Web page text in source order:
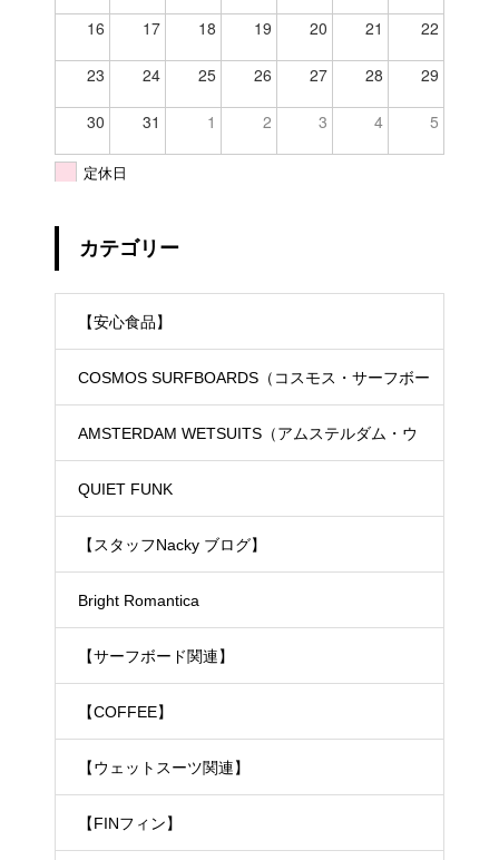
16 17 18 19 20 21 22
23 24 25 26 27 28 29
30 31 1 2 3 4 5
定休日
カテゴリー
【安心食品】
COSMOS SURFBOARDS（コスモス・サーフボー
ド）
AMSTERDAM WETSUITS（アムステルダム・ウ
ェットスーツ）
QUIET FUNK
【スタッフNacky ブログ】
Bright Romantica
【サーフボード関連】
【COFFEE】
【ウェットスーツ関連】
【FINフィン】